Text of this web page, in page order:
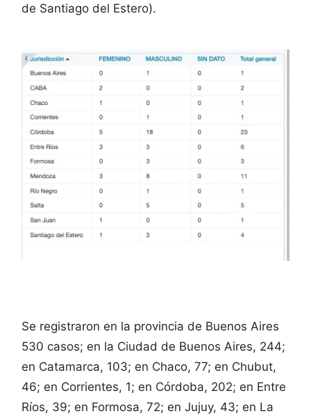
de Santiago del Estero).
Se registraron en la provincia de Buenos Aires
530 casos; en la Ciudad de Buenos Aires, 244;
en Catamarca, 103; en Chaco, 77; en Chubut,
46; en Corrientes, 1; en Córdoba, 202; en Entre
Ríos, 39; en Formosa, 72; en Jujuy, 43; en La